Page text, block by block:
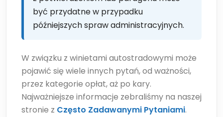
być przydatne w przypadku
późniejszych spraw administracyjnych.
W związku z winietami autostradowymi może
pojawić się wiele innych pytań, od ważności,
przez kategorie opłat, aż po kary.
Najważniejsze informacje zebraliśmy na naszej
stronie z Często Zadawanymi Pytaniami.